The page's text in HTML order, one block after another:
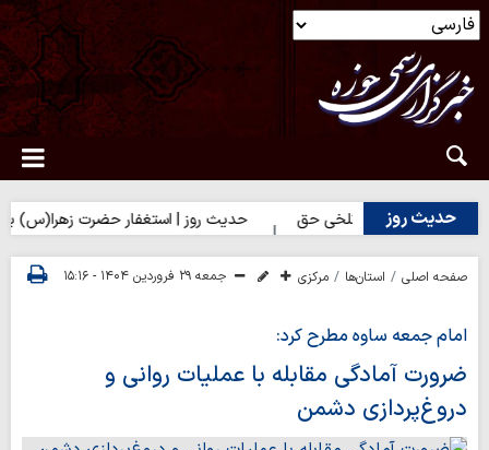
حدیث روز
| شکیبایی بر تلخی حق حدیث روز | استغفار حضرت زهرا(س) برای
صفحه اصلی استان‌ها مرکزی جمعه ۲۹ فروردین ۱۴۰۴ - ۱۵:۱۶
امام جمعه ساوه مطرح کرد:
ضرورت آمادگی مقابله با عملیات روانی و
دروغ‌پردازی دشمن